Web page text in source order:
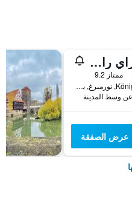
هوتل دراي رابين
ممتاز 9.2
Königstrasse 63, نورمبرغ, بافاريا, ألمانيا
عرض الصفقة